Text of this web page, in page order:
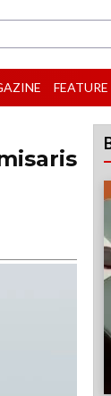
FEATURE